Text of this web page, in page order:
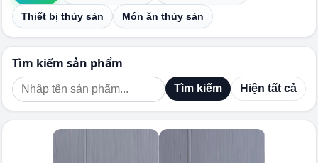
Thiết bị thủy sản Món ăn thủy sản
Tìm kiếm sản phẩm
Tìm kiếm Hiện tất cả